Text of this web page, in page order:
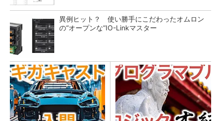
異例ヒット？ 使い勝手にこだわったオムロン
の“オープンな”IO-Linkマスター